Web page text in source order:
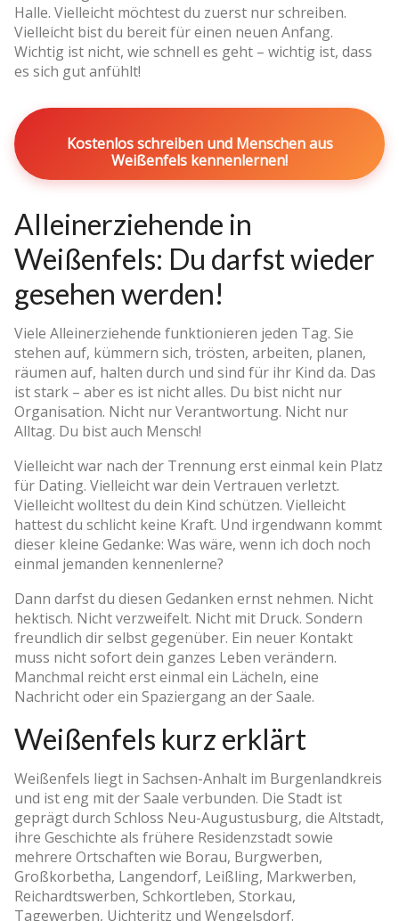
Halle. Vielleicht möchtest du zuerst nur schreiben.
Vielleicht bist du bereit für einen neuen Anfang.
Wichtig ist nicht, wie schnell es geht – wichtig ist, dass
es sich gut anfühlt!
Kostenlos schreiben und Menschen aus
Weißenfels kennenlernen!
Alleinerziehende in
Weißenfels: Du darfst wieder
gesehen werden!
Viele Alleinerziehende funktionieren jeden Tag. Sie
stehen auf, kümmern sich, trösten, arbeiten, planen,
räumen auf, halten durch und sind für ihr Kind da. Das
ist stark – aber es ist nicht alles. Du bist nicht nur
Organisation. Nicht nur Verantwortung. Nicht nur
Alltag. Du bist auch Mensch!
Vielleicht war nach der Trennung erst einmal kein Platz
für Dating. Vielleicht war dein Vertrauen verletzt.
Vielleicht wolltest du dein Kind schützen. Vielleicht
hattest du schlicht keine Kraft. Und irgendwann kommt
dieser kleine Gedanke: Was wäre, wenn ich doch noch
einmal jemanden kennenlerne?
Dann darfst du diesen Gedanken ernst nehmen. Nicht
hektisch. Nicht verzweifelt. Nicht mit Druck. Sondern
freundlich dir selbst gegenüber. Ein neuer Kontakt
muss nicht sofort dein ganzes Leben verändern.
Manchmal reicht erst einmal ein Lächeln, eine
Nachricht oder ein Spaziergang an der Saale.
Weißenfels kurz erklärt
Weißenfels liegt in Sachsen-Anhalt im Burgenlandkreis
und ist eng mit der Saale verbunden. Die Stadt ist
geprägt durch Schloss Neu-Augustusburg, die Altstadt,
ihre Geschichte als frühere Residenzstadt sowie
mehrere Ortschaften wie Borau, Burgwerben,
Großkorbetha, Langendorf, Leißling, Markwerben,
Reichardtswerben, Schkortleben, Storkau,
Tagewerben, Uichteritz und Wengelsdorf.